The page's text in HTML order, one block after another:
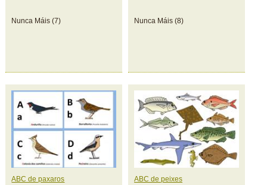
Nunca Máis (7) Nunca Máis (8)
ABC de paxaros ABC de peixes